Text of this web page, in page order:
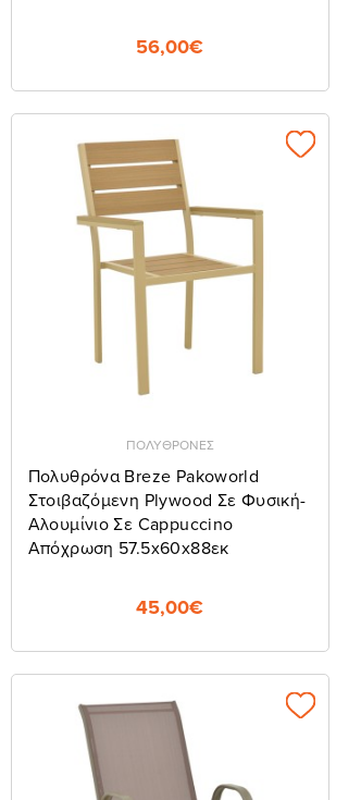
56,00€
ΠΟΛΥΘΡΟΝΕΣ
Πολυθρόνα Breze Pakoworld
Στοιβαζόμενη Plywood Σε Φυσική-
Αλουμίνιο Σε Cappuccino
Απόχρωση 57.5x60x88εκ
45,00€